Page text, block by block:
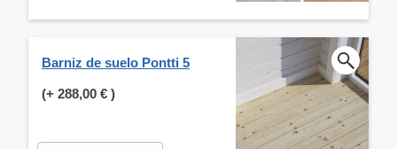
Barniz de suelo Pontti 5
(+ 288,00 € )